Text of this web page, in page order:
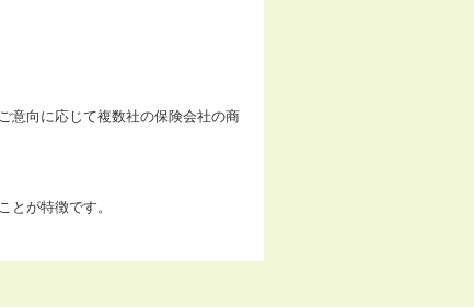
意向に応じて複数社の保険会社の商
とが特徴です。